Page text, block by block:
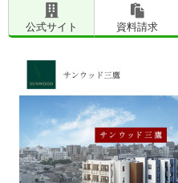
公式サイト 資料請求